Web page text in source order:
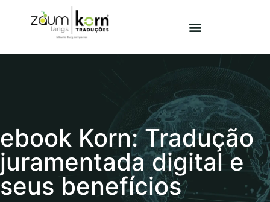
ebook Korn: Tradução
juramentada digital e
seus benefícios